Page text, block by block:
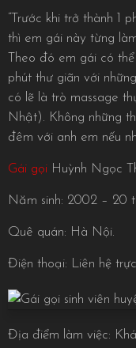
“Trước khi trở thành 1
thì em gái này từng
Theo đó em gái có
phút thư giãn với
có lẽ là trò massage
Nhật). Không những
đêm với anh em nếu
Gái gọi Huỳnh Ngọc
Năm sinh: 2002 – 20
Quê quán: Hà Nội.
Điện thoại: Liên hệ
Địa điểm làm việc: